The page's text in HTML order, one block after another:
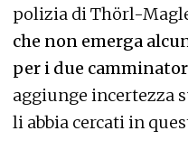
polizia di Thörl-
che non emerga
per i due
aggiunge incertezza
li abbia cercati in